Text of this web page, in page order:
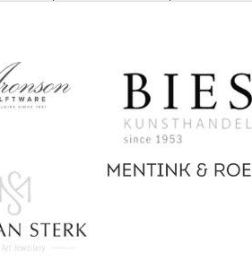
Bies
Kunsthandel
Sterk
Mentink &
Roest